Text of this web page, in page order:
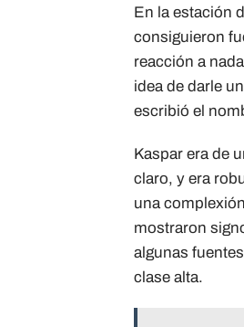
En la estación
consiguieron
reacción a
idea de darle
escribió el
Kaspar era de
claro, y era
una
mostraron
algunas
clase alta.